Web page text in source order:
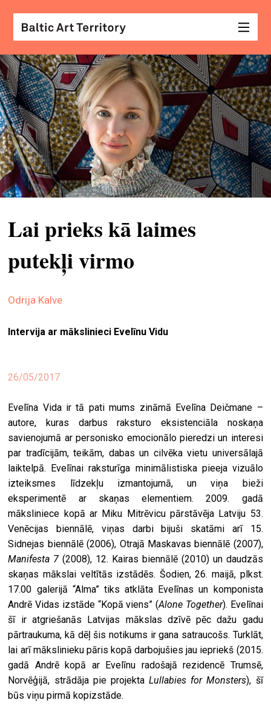
ar
par
meklēt
Lai prieks kā laimes
putekļi virmo
Odrija Kalve
Intervija ar mākslinieci Evelīnu Vidu
26/05/2017
Evelīna Vida ir tā pati mums zināmā Evelīna Deičmane –
autore, kuras darbus raksturo eksistenciāla noskaņa
savienojumā ar personisko emocionālo pieredzi un interesi
par tradīcijām, teikām, dabas un cilvēka vietu universālajā
laiktelpā. Evelīnai raksturīga minimālistiska pieeja vizuālo
izteiksmes līdzekļu izmantojumā, un viņa bieži
eksperimentē ar skaņas elementiem. 2009. gadā
māksliniece kopā ar Miku Mitrēvicu pārstāvēja Latviju 53.
Venēcijas biennālē, viņas darbi bijuši skatāmi arī 15.
Sidnejas biennālē (2006), Otrajā Maskavas biennālē (2007),
Manifesta 7 (2008), 12. Kairas biennālē (2010) un daudzās
skaņas mākslai veltītās izstādēs. Šodien, 26. maijā, plkst.
17.00 galerijā “Alma” tiks atklāta Evelīnas un komponista
Andrē Vidas izstāde “Kopā viens” (Alone Together). Evelīnai
šī ir atgriešanās Latvijas mākslas dzīvē pēc dažu gadu
pārtraukuma, kā dēļ šis notikums ir gana satraucošs. Turklāt,
lai arī mākslinieku pāris kopā darbojušies jau iepriekš (2015.
gadā Andrē kopā ar Evelīnu radošajā rezidencē Trumsē,
Norvēģijā, strādāja pie projektaLullabies for Monsters), šī
būs viņu pirmā kopizstāde.